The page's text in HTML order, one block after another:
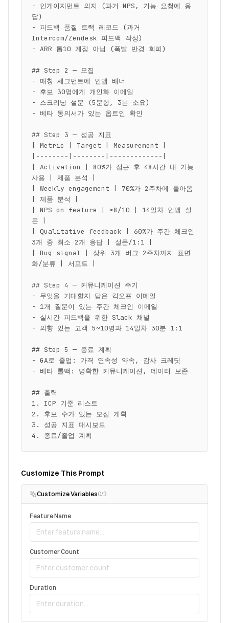
- 인게이지먼트 의지 (과거 NPS, 기능 요청에 응
답)
- 피드백 품질 트랙 레코드 (과거
Intercom/Zendesk 피드백 작성)
- ARR 톱10 계정 아님 (폭발 반경 회피)
## Step 2 — 모집
- 매칭 세그먼트에 인앱 배너
- 후보 30명에게 개인화 이메일
- 스크리닝 설문 (5문항, 3분 소요)
- 베타 동의서가 있는 옵트인 확인
## Step 3 — 성공 지표
| Metric | Target | Measurement |
|--------|--------|-------------|
| Activation | 80%가 접근 후 48시간 내 기능
사용 | 제품 분석 |
| Weekly engagement | 70%가 2주차에 돌아옴
| 제품 분석 |
| NPS on feature | ≥8/10 | 14일차 인앱 설
문 |
| Qualitative feedback | 60%가 주간 체크인
3개 중 최소 2개 응답 | 설문/1:1 |
| Bug signal | 상위 3개 버그 2주차까지 표면
화/분류 | 서포트 |
## Step 4 — 커뮤니케이션 주기
- 무엇을 기대할지 담은 킥오프 이메일
- 1개 질문이 있는 주간 체크인 이메일
- 실시간 피드백을 위한 Slack 채널
- 의향 있는 고객 5~10명과 14일차 30분 1:1
## Step 5 — 종료 계획
- GA로 졸업: 가격 연속성 약속, 감사 크레딧
- 베타 롤백: 명확한 커뮤니케이션, 데이터 보존
## 출력
1. ICP 기준 리스트
2. 후보 수가 있는 모집 계획
3. 성공 지표 대시보드
4. 종료/졸업 계획
Customize This Prompt
Customize Variables0/3
Feature Name
Customer Count
Duration